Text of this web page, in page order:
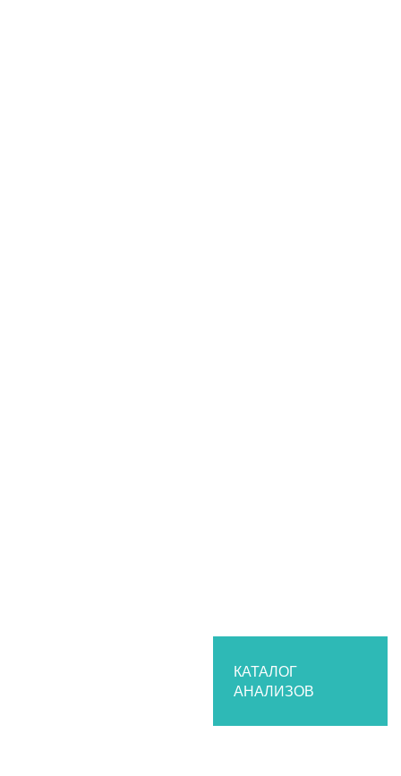
Структура лаборатории
Нормативные документы
КАТАЛОГ
АНАЛИЗОВ